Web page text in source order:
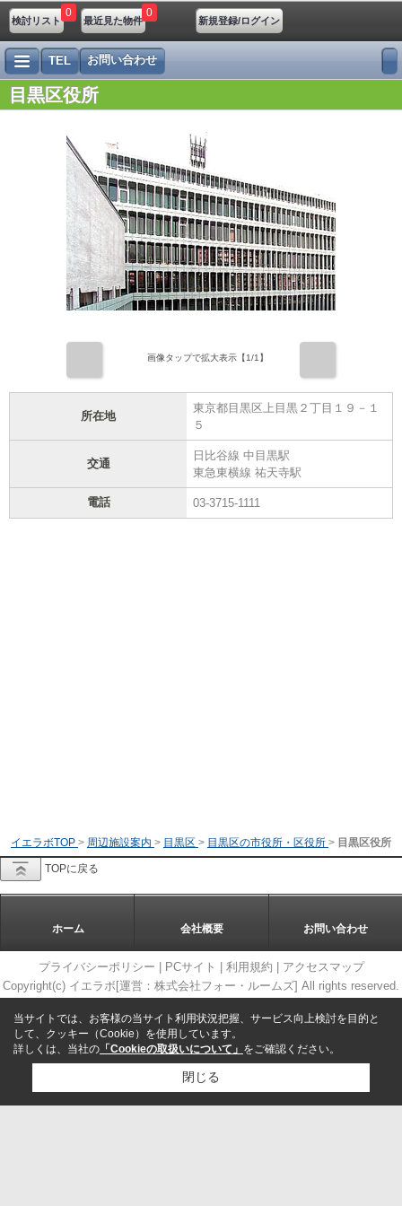
検討リスト
0
最近見た物件
0
新規登録/ログイン
TEL お問い合わせ
目黒区役所
画像タップで拡大表示【1/1】
所在地
東京都目黒区上目黒２丁目１９－１
５
交通
日比谷線 中目黒駅
東急東横線 祐天寺駅
電話 03-3715-1111
イエラボTOP > 周辺施設案内 > 目黒区 > 目黒区の市役所・区役所 > 目黒区役所
TOPに戻る
ホーム 会社概要 お問い合わせ
プライバシーポリシー PCサイト 利用規約
アクセスマップ
Copyright(c) イエラボ[運営：株式会社フォー・ルームズ] All rights reserved.
当サイトでは、お客様の当サイト利用状況把握、サービス向上検討を目的と
して、クッキー（Cookie）を使用しています。
詳しくは、当社の 「Cookieの取扱いについて」 をご確認ください。
閉じる